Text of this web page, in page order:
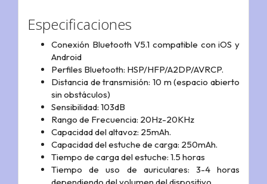
Especificaciones
Conexión Bluetooth V5.1 compatible con iOS y
Android
Perfiles Bluetooth: HSP/HFP/A2DP/AVRCP.
Distancia de transmisión: 10 m (espacio abierto
sin obstáculos)
Sensibilidad: 103dB
Rango de Frecuencia: 20Hz-20KHz
Capacidad del altavoz: 25mAh.
Capacidad del estuche de carga: 250mAh.
Tiempo de carga del estuche: 1.5 horas
Tiempo de uso de auriculares: 3-4 horas